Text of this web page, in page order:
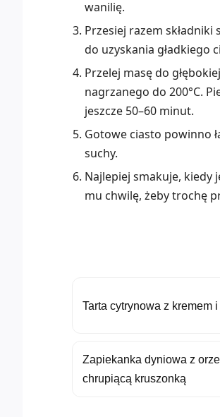
wanilię.
Przesiej razem
do uzyskania gładkiego
Przelej masę do
nagrzanego do 200°C.
jeszcze 50–60 minut.
Gotowe ciasto powinno
suchy.
Najlepiej smakuje, kiedy
mu chwilę, żeby trochę
Tarta cytrynowa z kremem
Zapiekanka dyniowa z
chrupiącą kruszonką